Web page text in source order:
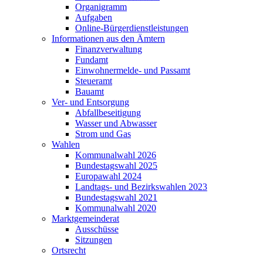
Organigramm
Aufgaben
Online-Bürgerdienstleistungen
Informationen aus den Ämtern
Finanzverwaltung
Fundamt
Einwohnermelde- und Passamt
Steueramt
Bauamt
Ver- und Entsorgung
Abfallbeseitigung
Wasser und Abwasser
Strom und Gas
Wahlen
Kommunalwahl 2026
Bundestagswahl 2025
Europawahl 2024
Landtags- und Bezirkswahlen 2023
Bundestagswahl 2021
Kommunalwahl 2020
Marktgemeinderat
Ausschüsse
Sitzungen
Ortsrecht